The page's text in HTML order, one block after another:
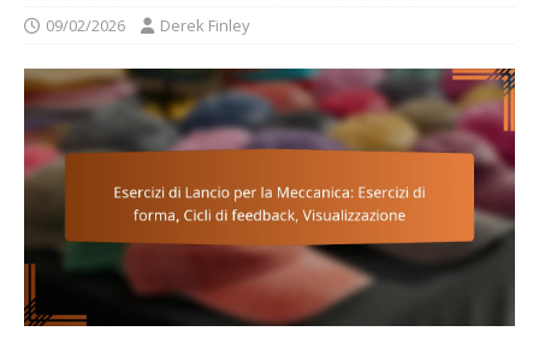
09/02/2026 Derek Finley